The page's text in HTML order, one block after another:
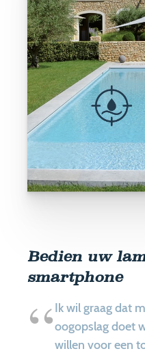
Bedien uw
smartphone
Ik wil graag dat
oogopslag doet
willen voor een